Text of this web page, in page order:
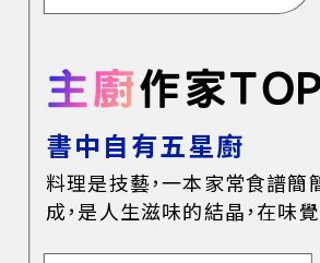
主廚作家
書中自有五星廚
料理是技藝，一本家常食譜簡
成，是人生滋味的結晶，在味